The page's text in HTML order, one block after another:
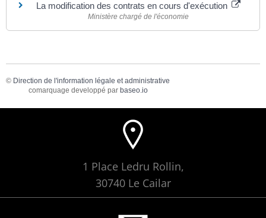
La modification des contrats en cours d'exécution
Ministère chargé de l'économie
© Direction de l'information légale et administrative
comarquage developpé par baseo.io
1 Place Ledru Rollin,
30740 Le Cailar